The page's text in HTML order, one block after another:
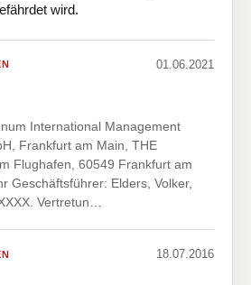
wird.
01.06.2021
International Management
Frankfurt am Main, THE
Flughafen, 60549 Frankfurt am
Geschäftsführer: Elders, Volker,
Vertretun…
18.07.2016